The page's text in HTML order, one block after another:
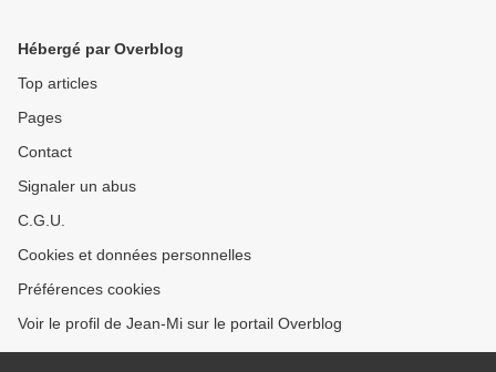
Hébergé par Overblog
Top articles
Pages
Contact
Signaler un abus
C.G.U.
Cookies et données personnelles
Préférences cookies
Voir le profil de Jean-Mi sur le portail Overblog